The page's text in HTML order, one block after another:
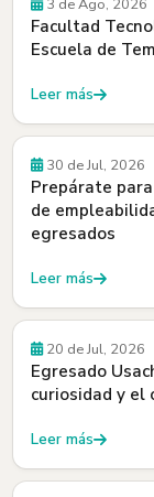
3 de Ago, 2026
Facultad
Escuela de
Leer más
30 de Jul, 2026
Prepárate
de
egresados
Leer más
Egresados y
20 de Jul, 2026
Egresado
curiosidad y el
Leer más